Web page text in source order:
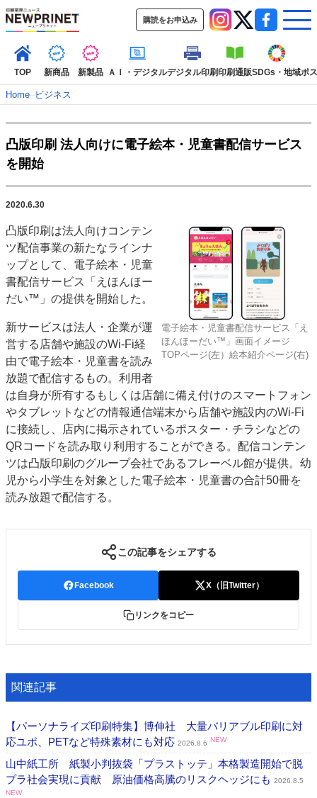
購読をお申込み
TOP 新商品 新製品 ＡＩ・デジタルデジタル印刷印刷通販SDGs・地域ポ
TOP
インタビュー
SDGs・地域
ポストプレス ビジネス イベント 信用情報
業界
市場・統計
人事・移転・異動・訃報
特集記事カテゴリー一覧
特集・デジタル印刷 アイデアで勝負！ ～多様なビジネス・多彩な商材～
JAPAN PACK 2023 特集
中古印刷機・製本機特集
2022 検査・校正特集
特集・デジタル印刷 ～ 新成長軌道を描く
案内
発刊案内
JFPI印刷用語集 印刷機材年鑑
運営
会社案内
購読・購入申し込み
サイトポリシー
お問い合わせ
Home–ビジネス
凸版印刷 法人向けに電子絵本・児童書配信サービス
を開始
2020.6.30
電子絵本・児童書配信サービス「え
ほんほーだい™」画面イメージ
TOPページ(左）絵本紹介ページ(右)
凸版印刷は法人向けコンテン
ツ配信事業の新たなラインナ
ップとして、電子絵本・児童
書配信サービス「えほんほー
だい™」の提供を開始した。
新サービスは法人・企業が運
営する店舗や施設のWi-Fi経
由で電子絵本・児童書を読み
放題で配信するもの。利用者
は自身が所有するもしくは店舗に備え付けのスマートフォン
やタブレットなどの情報通信端末から店舗や施設内のWi-Fi
に接続し、店内に掲示されているポスター・チラシなどの
QRコードを読み取り利用することができる。配信コンテン
ツは凸版印刷のグループ会社であるフレーベル館が提供。幼
児から小学生を対象とした電子絵本・児童書の合計50冊を
読み放題で配信する。
この記事をシェアする
Facebook X（旧Twitter）
リンクをコピー
関連記事
【パーソナライズ印刷特集】博伸社 大量バリアブル印刷に対
応ユポ、PETなど特殊素材にも対応 2026.8.6 NEW
山中紙工所 紙製小判抜袋「プラストッテ」本格製造開始で脱
プラ社会実現に貢献 原油価格高騰のリスクヘッジにも 2026.8.5
NEW